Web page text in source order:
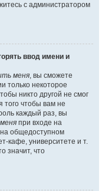
с администратором
ввод имени и
меня, вы сможете
только некоторое
никто другой не смог
того чтобы вам не
каждый раз, вы
при входе на
общедоступном
кафе, университете и т.
значит, что